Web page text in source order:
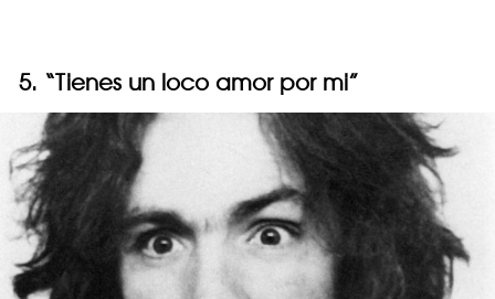
5. “Tienes un loco amor por mi”